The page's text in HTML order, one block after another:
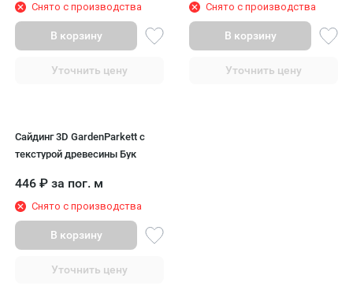
Снято с производства
В корзину
Уточнить цену
Снято с производства
В корзину
Уточнить цену
Сайдинг 3D GardenParkett с
текстурой древесины Бук
446 ₽ за пог. м
Снято с производства
В корзину
Уточнить цену